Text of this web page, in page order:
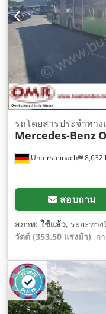
Untersteinach 8,632
รถโดยสารประจำทา
Mercedes-Benz
สอบถาม
สภาพ: ใช้แล้ว, ระยะทา
วัตต์ (353.50 แรงม้า), ก
ชั้นการปล่อยมลพิษ:ยูโร
ทั้งหมด:18,120 มม
2,550 มม, ปีที่ผลิต:
ควบคุมแรงฉุด, เครื่องปรั
เสถียรภาพอิเล็กทรอนิกส์